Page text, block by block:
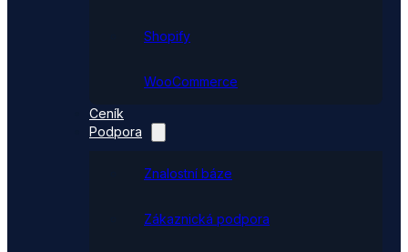
Shopify
WooCommerce
Ceník
Podpora
Znalostní báze
Zákaznická podpora